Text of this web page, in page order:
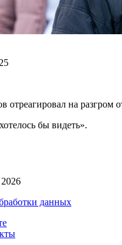
отреагировал на разгром
бы видеть».
данных